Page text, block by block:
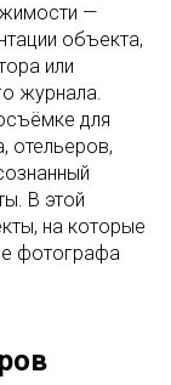
—
объекта,
или
журнала.
для
отельеров,
В этой
на которые
фотографа